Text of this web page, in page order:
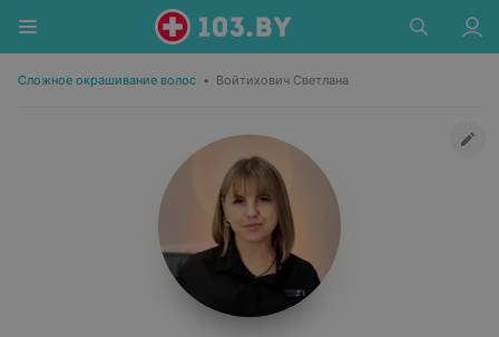
Сложное окрашивание волос • Войтихович Светлана